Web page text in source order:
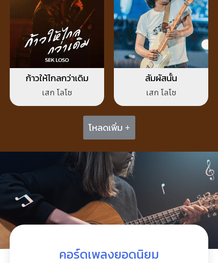
ก้าวให้ไกลกว่าเดิม
เสก โลโซ
สัมผัสนั้น
เสก โลโซ
โหลดเพิ่ม +
คอร์ดเพลงยอดนิยม